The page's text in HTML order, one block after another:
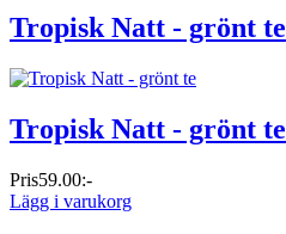
Tropisk Natt - grönt te
Tropisk Natt - grönt te
Pris59.00:-
Lägg i varukorg